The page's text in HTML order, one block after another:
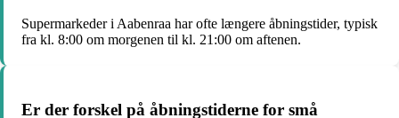
Supermarkeder i Aabenraa har ofte længere åbningstider, typisk
fra kl. 8:00 om morgenen til kl. 21:00 om aftenen.
Er der forskel på åbningstiderne for små